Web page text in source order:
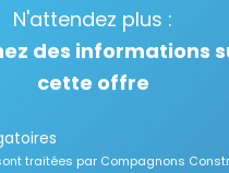
N'attendez plus :
des informations
cette offre
traitées par Compagnons